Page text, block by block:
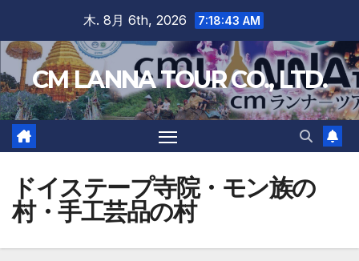
content
木. 8月 6th, 2026 7:18:44 AM
CM LANNA TOUR CO., LTD.
ドイステープ寺院・モン族の
村・手工芸品の村